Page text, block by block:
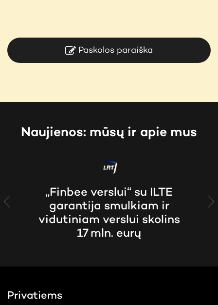
Paskolos paraiška
Naujienos: mūsų ir apie mus
„Finbee verslui“ su ILTE
garantija smulkiam ir
vidutiniam verslui skolins
17 mln. eurų
Previous
Privatiems